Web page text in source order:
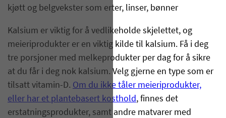
kjøtt og belgvekster som erter, linser, bønner
Kalsium er viktig for å vedlikeholde skjelettet, og
meieriprodukter er en viktig kilde til kalsium. Få i deg
tre porsjoner med melkeprodukter per dag for å sikre
at du får i deg nok kalsium. Velg gjerne en type som er
tilsatt vitamin-D. Om du ikke tåler meieriprodukter,
eller har et plantebasert kosthold, finnes det
erstatningsprodukter, samt andre matvarer med